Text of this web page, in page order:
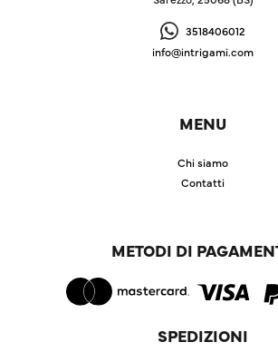
3518406012
info@intrigami.com
MENU
Chi siamo
Contatti
METODI DI
SPEDIZIONI